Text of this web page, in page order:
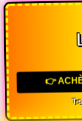
👉
T-